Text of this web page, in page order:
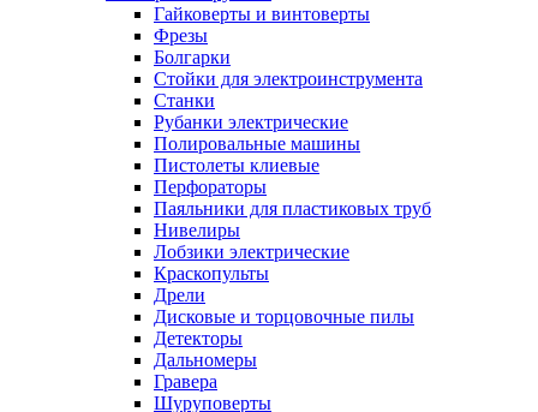
Гайковерты и винтоверты
Фрезы
Болгарки
Стойки для электроинструмента
Станки
Рубанки электрические
Полировальные машины
Пистолеты клиевые
Перфораторы
Паяльники для пластиковых труб
Нивелиры
Лобзики электрические
Краскопульты
Дрели
Дисковые и торцовочные пилы
Детекторы
Дальномеры
Гравера
Шуруповерты